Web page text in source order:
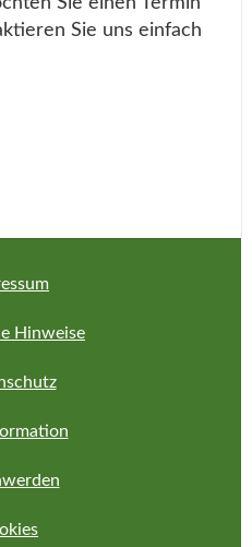
Sie uns einfach
Hinweise